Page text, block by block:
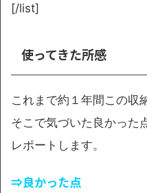
[/list]
使ってきた所感
これまで約１年間この収
そこで気づいた良かった
レポートします。
⇒良かった点